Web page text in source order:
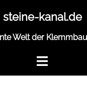
steine-kanal.de
Welt der